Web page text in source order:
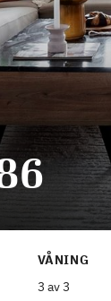
VÅNING
3 av 3